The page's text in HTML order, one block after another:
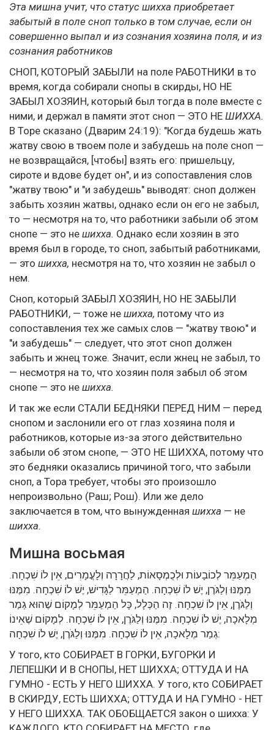
Эта мишна учит, что статус шихха приобретает
забытый в поле сноп только в том случае, если он
совершенно выпал и из сознания хозяина поля, и из
сознания работников
СНОП, КОТОРЫЙ ЗАБЫЛИ на поле РАБОТНИКИ в то
время, когда собирали снопы в скирды, НО НЕ
ЗАБЫЛ ХОЗЯИН, который был тогда в поле вместе с
ними, и держал в памяти этот сноп — ЭТО НЕ ШИХХА.
В Торе сказано (Дварим 24:19): "Когда будешь жать
жатву свою в твоем поле и забудешь на поле сноп —
не возвращайся, [чтобы] взять его: пришельцу,
сироте и вдове будет он", и из сопоставления слов
"жатву твою" и "и забудешь" выводят: сноп должен
забыть хозяин жатвы, однако если он его не забыл,
то — несмотря на то, что работники забыли об этом
снопе — это не шихха. Однако если хозяин в это
время был в городе, то сноп, забытый работниками,
— это шихха, несмотря на то, что хозяин не забыл о
нем.
Сноп, который ЗАБЫЛ ХОЗЯИН, НО НЕ ЗАБЫЛИ
РАБОТНИКИ, — тоже не шихха, потому что из
сопоставления тех же самых слов — "жатву твою" и
"и забудешь" — следует, что этот сноп должен
забыть и жнец тоже. Значит, если жнец не забыл, то
— несмотря на то, что хозяин поля забыл об этом
снопе — это не шихха.
И так же если СТАЛИ БЕДНЯКИ ПЕРЕД НИМ — перед
снопом и заслонили его от глаз хозяина поля и
работников, которые из-за этого действительно
забыли об этом снопе, — ЭТО НЕ ШИХХА, потому что
это бедняки оказались причиной того, что забыли
сноп, а Тора требует, чтобы это произошло
непроизвольно (Раш; Рош). Или же дело
заключается в том, что вынужденная шихха — не
шихха.
Мишна восьмая
הַמְעַמֵּר לְכוֹבָעוֹת וּלְכֻמְסָאוֹת, לַחֲרָרָה וְלָעֳמָרִים, אֵין לוֹ שִׁכְחָה.
מִמֶּנּוּ וְלַגֹּרֶן, יֶשׁ לוֹ שִׁכְחָה. הַמְעַמֵּר לַגָּדִישׁ, יֶשׁ לוֹ שִׁכְחָה. מִמֶּנּוּ
וְלַגֹּרֶן, אֵין לוֹ שִׁכְחָה. זֶה הַכְּלָל, כָּל הַמְעַמֵּר לְמָקוֹם שֶׁהוּא גְמַר
מְלָאכָה, יֶשׁ לוֹ שִׁכְחָה. מִמֶּנּוּ וְלַגֹּרֶן, אֵין לוֹ שִׁכְחָה. לְמָקוֹם שֶׁאֵינוֹ
גְמַר מְלָאכָה, אֵין לוֹ שִׁכְחָה. מִמֶּנּוּ וְלַגֹּרֶן, יֶשׁ לוֹ שִׁכְחָה:
У того, кто СОБИРАЕТ В ГОРКИ, БУГОРКИ И
ЛЕПЕШКИ И В СНОПЫ, НЕТ ШИХХА; ОТТУДА И НА
ГУМНО - ЕСТЬ У НЕГО ШИХХА. У того, кто СОБИРАЕТ
В СКИРДУ, ЕСТЬ ШИХХА; ОТТУДА И НА ГУМНО - НЕТ
У НЕГО ШИХХА. ТАК ОБОБЩАЕТСЯ закон о шихха: У